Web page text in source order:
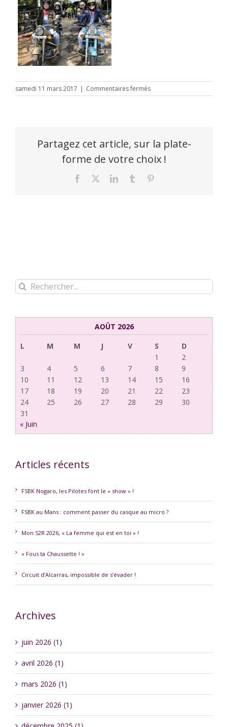
samedi 11 mars 2017 | Commentaires ferméssur
indias
Partagez cet article, sur la plate-
forme de votre choix !
Facebook LinkedInTumblr
Rechercher:
AOÛT 2026
L
M M J V S
D
1
2
3
4 5 6 7 8
9
10
11 12 13 14 15
16
17
18 19 20 21 22
23
24
25 26 27 28 29
30
31
« Juin
Articles récents
FSBK Nogaro, les Pilotes font le « show » !
FSBK au Mans : comment passer du casque au micro ?
Mon S2R 2026, « La femme qui est en toi » !
« Fous ta Chaussette ! »
Circuit d’Alcarras, impossible de s’évader !
Archives
juin 2026 (1)
avril 2026 (1)
mars 2026 (1)
janvier 2026 (1)